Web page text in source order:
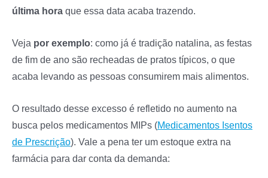
última hora que essa data acaba trazendo.
Veja por exemplo: como já é tradição natalina, as festas
de fim de ano são recheadas de pratos típicos, o que
acaba levando as pessoas consumirem mais alimentos.
O resultado desse excesso é refletido no aumento na
busca pelos medicamentos MIPs (Medicamentos Isentos
de Prescrição). Vale a pena ter um estoque extra na
farmácia para dar conta da demanda: